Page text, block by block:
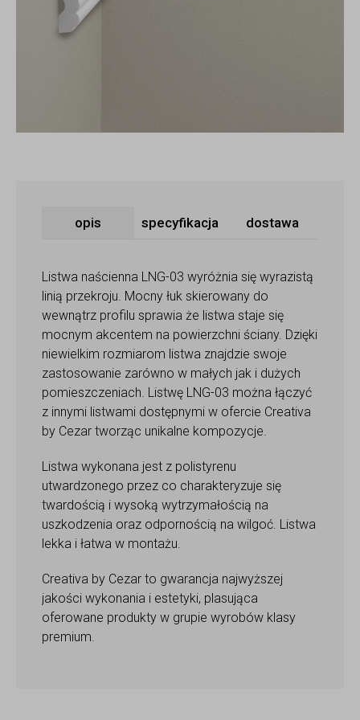
opis specyfikacja dostawa
Listwa naścienna LNG-03 wyróżnia się wyrazistą
linią przekroju. Mocny łuk skierowany do
wewnątrz profilu sprawia że listwa staje się
mocnym akcentem na powierzchni ściany. Dzięki
niewielkim rozmiarom listwa znajdzie swoje
zastosowanie zarówno w małych jak i dużych
pomieszczeniach. Listwę LNG-03 można łączyć
z innymi listwami dostępnymi w ofercie Creativa
by Cezar tworząc unikalne kompozycje.
Listwa wykonana jest z polistyrenu
utwardzonego przez co charakteryzuje się
twardością i wysoką wytrzymałością na
uszkodzenia oraz odpornością na wilgoć. Listwa
lekka i łatwa w montażu.
Creativa by Cezar to gwarancja najwyższej
jakości wykonania i estetyki, plasująca
oferowane produkty w grupie wyrobów klasy
premium.